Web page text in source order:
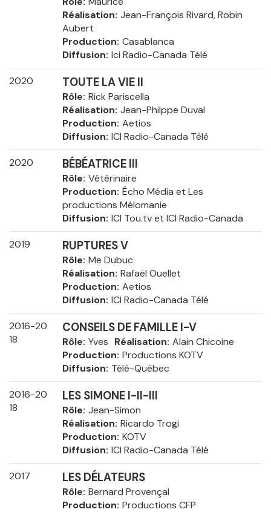
Réalisation Jean-François Rivard, Robin
Aubert
Production Casablanca
Diffusion Ici Radio-Canada Télé
2020 TOUTE LA VIE II
Rôle Rick Pariscella
Réalisation Jean-Philppe Duval
Production Aetios
Diffusion ICI Radio-Canada Télé
2020 BÉBÉATRICE III
Rôle Vétérinaire
Production Écho Média et Les
productions Mélomanie
Diffusion ICI Tou.tv et ICI Radio-Canada
2019 RUPTURES V
Rôle Me Dubuc
Réalisation Rafaël Ouellet
Production Aetios
Diffusion ICI Radio-Canada Télé
2016-20
18
CONSEILS DE FAMILLE I-V
Rôle Yves Réalisation Alain Chicoine
Production Productions KOTV
Diffusion Télé-Québec
2016-20
18
LES SIMONE I-II-III
Rôle Jean-Simon
Réalisation Ricardo Trogi
Production KOTV
Diffusion ICI Radio-Canada Télé
2017 LES DÉLATEURS
Rôle Bernard Provençal
Production Productions CFP